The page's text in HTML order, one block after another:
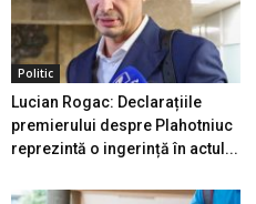
Politic
Lucian Rogac: Declarațiile
premierului despre Plahotniuc
reprezintă o ingerință în actul...